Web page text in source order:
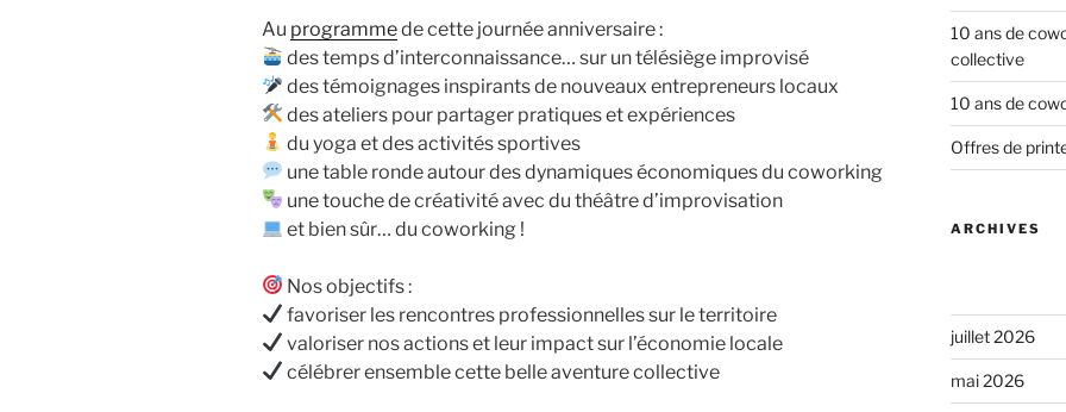
Au programmede cette journée anniversaire :
des temps d’interconnaissance… sur un télésiège improvisé
des témoignages inspirants de nouveaux entrepreneurs locaux
des ateliers pour partager pratiques et expériences
du yoga et des activités sportives
une table ronde autour des dynamiques économiques du coworking
une touche de créativité avec du théâtre d’improvisation
et bien sûr… du coworking !
Nos objectifs :
favoriser les rencontres professionnelles sur le territoire
valoriser nos actions et leur impact sur l’économie locale
célébrer ensemble cette belle aventure collective
10 ans de
collective
10 ans de
Offres de
ARCHIVES
juillet 2026
mai 2026